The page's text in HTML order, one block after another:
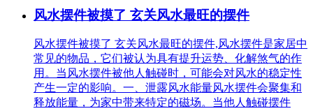
风水摆件被摸了 玄关风水最旺的摆件
风水摆件被摸了 玄关风水最旺的摆件,风水摆件是家居中
常见的物品，它们被认为具有提升运势、化解煞气的作
用。当风水摆件被他人触碰时，可能会对风水的稳定性
产生一定的影响。一、泄露风水能量风水摆件会聚集和
释放能量，为家中带来特定的磁场。当他人触碰摆件